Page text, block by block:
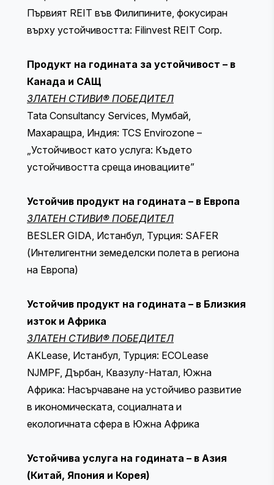
Първият REIT във Филипините, фокусиран
върху устойчивостта: Filinvest REIT Corp.
Продукт на годината за устойчивост – в
Канада и САЩ
ЗЛАТЕН СТИВИ® ПОБЕДИТЕЛ
Tata Consultancy Services, Мумбай,
Махаращра, Индия: TCS Envirozone –
„Устойчивост като услуга: Където
устойчивостта среща иновациите”
Устойчив продукт на годината – в Европа
ЗЛАТЕН СТИВИ® ПОБЕДИТЕЛ
BESLER GIDA, Истанбул, Турция: SAFER
(Интелигентни земеделски полета в региона
на Европа)
Устойчив продукт на годината – в Близкия
изток и Африка
ЗЛАТЕН СТИВИ® ПОБЕДИТЕЛ
AKLease, Истанбул, Турция: ECOLease
NJMPF, Дърбан, Квазулу-Натал, Южна
Африка: Насърчаване на устойчиво развитие
в икономическата, социалната и
екологичната сфера в Южна Африка
Устойчива услуга на годината – в Азия
(Китай, Япония и Корея)